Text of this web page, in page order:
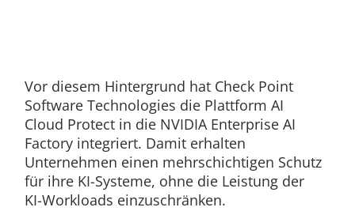
Vor diesem Hintergrund hat Check Point
Software Technologies die Plattform AI
Cloud Protect in die NVIDIA Enterprise AI
Factory integriert. Damit erhalten
Unternehmen einen mehrschichtigen Schutz
für ihre KI-Systeme, ohne die Leistung der
KI-Workloads einzuschränken.